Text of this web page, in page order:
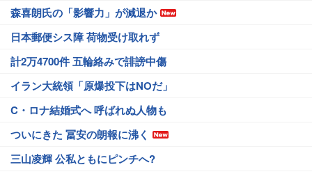
森喜朗氏の「影響力」が減退か
日本郵便シス障 荷物受け取れず
計2万4700件 五輪絡みで誹謗中傷
イラン大統領「原爆投下はNOだ」
C・ロナ結婚式へ 呼ばれぬ人物も
ついにきた 冨安の朗報に沸く
三山凌輝 公私ともにピンチへ?